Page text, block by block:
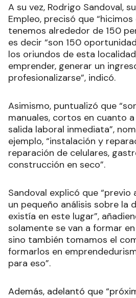
A su vez, Rodrigo Sandoval,
Empleo, precisó que
tenemos alrededor de 150
es decir “son 150
los oriundos de esta
emprender, generar un
profesionalizarse”, indicó.
Asimismo, puntualizó que
manuales, cortos en cuanto
salida laboral inmediata”,
ejemplo, “instalación y
reparación de celulares,
construcción en seco”.
Sandoval explicó que “previo
un pequeño análisis sobre la
existía en este lugar”,
solamente se van a formar
sino también tomamos el
formarlos en
para eso”.
Además, adelantó que